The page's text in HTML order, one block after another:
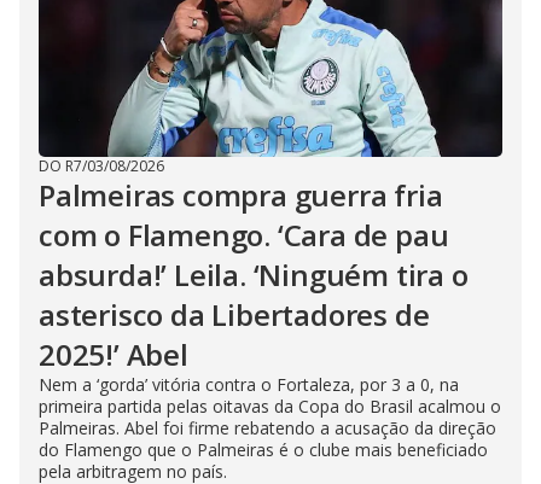
DO R7/03/08/2026
Palmeiras compra guerra fria
com o Flamengo. ‘Cara de pau
absurda!’ Leila. ‘Ninguém tira o
asterisco da Libertadores de
2025!’ Abel
Nem a ‘gorda’ vitória contra o Fortaleza, por 3 a 0, na
primeira partida pelas oitavas da Copa do Brasil acalmou o
Palmeiras. Abel foi firme rebatendo a acusação da direção
do Flamengo que o Palmeiras é o clube mais beneficiado
pela arbitragem no país.